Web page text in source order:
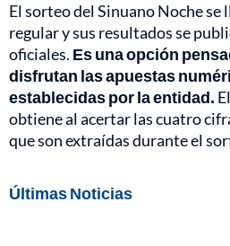
El sorteo del Sinuano Noche se
regular y sus resultados se
oficiales. Es una opción
disfrutan las apuestas
establecidas por la entidad.
obtiene al acertar las cuatro
que son extraídas durante el
Últimas Noticias